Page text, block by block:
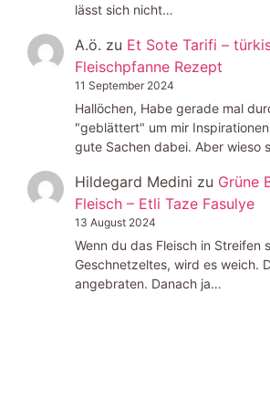
lässt sich nicht…
A.ö. zu Et Sote Tarifi –
Fleischpfanne Rezept
11 September 2024
Hallöchen, Habe gerade mal
"geblättert" um mir
gute Sachen dabei. Aber wieso
Hildegard Medini zu Grüne
Fleisch – Etli Taze Fasulye
13 August 2024
Wenn du das Fleisch in Streifen
Geschnetzeltes, wird es weich.
angebraten. Danach ja…